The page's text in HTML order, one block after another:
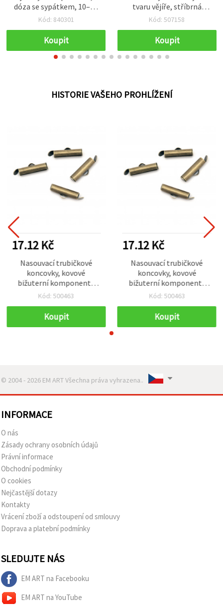
dóza se sypátkem, 10–11
g
Kód: 840301
Koupit
tvaru vějíře, stříbrná
barva, 16x10 mm – 20 ks
Kód: 507158
Koupit
HISTORIE VAŠEHO PROHLÍŽENÍ
17.12 Kč
Nasouvací trubičkové
koncovky, kovové
bižuterní komponenty
16×4 mm, otvor 2,5×1
20 ks
Kód: 500463
Koupit
17.12 Kč
Nasouvací trubičkové
koncovky, kovové
bižuterní komponenty
16×4 mm, otvor 2,5×1
20 ks
Kód: 500463
Koupit
© 2004 - 2026 EM ART Všechna práva vyhrazena..
INFORMACE
O nás
Zásady ochrany osobních údajů
Právní informace
Obchodní podmínky
O cookies
Nejčastější dotazy
Kontakty
Vrácení zboží a odstoupení od smlouvy
Doprava a platební podmínky
SLEDUJTE NÁS
EM ART na Facebooku
EM ART na YouTube